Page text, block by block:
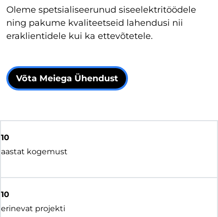
Oleme spetsialiseerunud siseelektritöödele
ning pakume kvaliteetseid lahendusi nii
eraklientidele kui ka ettevõtetele.
Võta Meiega Ühendust
10
aastat kogemust
10
erinevat projekti